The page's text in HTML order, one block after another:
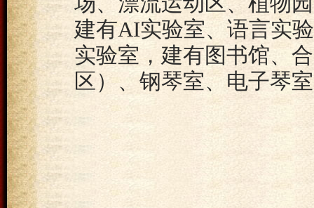
建有AI实验室、语言实
实验室，建有图书馆、
区）、钢琴室、电子琴